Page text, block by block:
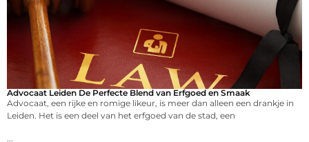
Advocaat Leiden De Perfecte Blend van Erfgoed en Smaak
Advocaat, een rijke en romige likeur, is meer dan alleen een drankje in
Leiden. Het is een deel van het erfgoed van de stad, een